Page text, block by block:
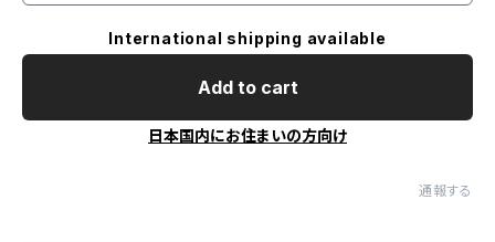
International shipping available
Add to cart
日本国内にお住まいの方向け
通報する